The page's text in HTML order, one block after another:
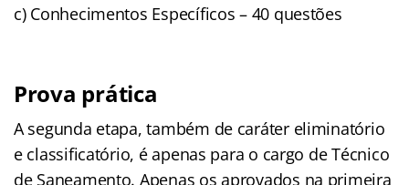
c) Conhecimentos Específicos – 40 questões
Prova prática
A segunda etapa, também de caráter eliminatório
e classificatório, é apenas para o cargo de Técnico
de Saneamento. Apenas os aprovados na primeira